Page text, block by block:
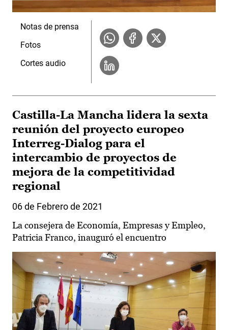
Notas de prensa
Fotos
Cortes audio
Castilla-La Mancha lidera la sexta
reunión del proyecto europeo
Interreg-Dialog para el
intercambio de proyectos de
mejora de la competitividad
regional
06 de Febrero de 2021
La consejera de Economía, Empresas y Empleo,
Patricia Franco, inauguró el encuentro